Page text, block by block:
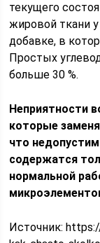
текущего
жировой ткани
добавке, в
Простых
больше 30 %.
Неприятности
которые
что
содержатся
нормальной
Источник: